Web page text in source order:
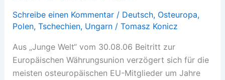
Schreibe einen Kommentar / Deutsch, Osteuropa,
Polen, Tschechien, Ungarn/ Tomasz Konicz
Aus „Junge Welt“ vom 30.08.06 Beitritt zur
Europäischen Währungsunion verzögert sich für die
meisten osteuropäischen EU-Mitglieder um Jahre